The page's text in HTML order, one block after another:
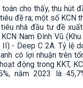
toán cho thấy, thu hút
đề ra; một số KCN
nhà đầu tư đề
Nam Đình Vũ
- Deep C 2A. Tỷ lệ
có lợi nhuận trên
động trong KKT,
năm 2023 là